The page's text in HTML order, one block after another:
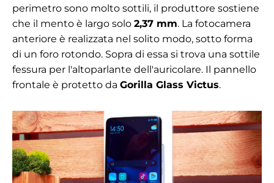
perimetro sono molto sottili, il produttore sostiene
che il mento è largo solo 2,37 mm. La fotocamera
anteriore è realizzata nel solito modo, sotto forma
di un foro rotondo. Sopra di essa si trova una sottile
fessura per l'altoparlante dell'auricolare. Il pannello
frontale è protetto da Gorilla Glass Victus.